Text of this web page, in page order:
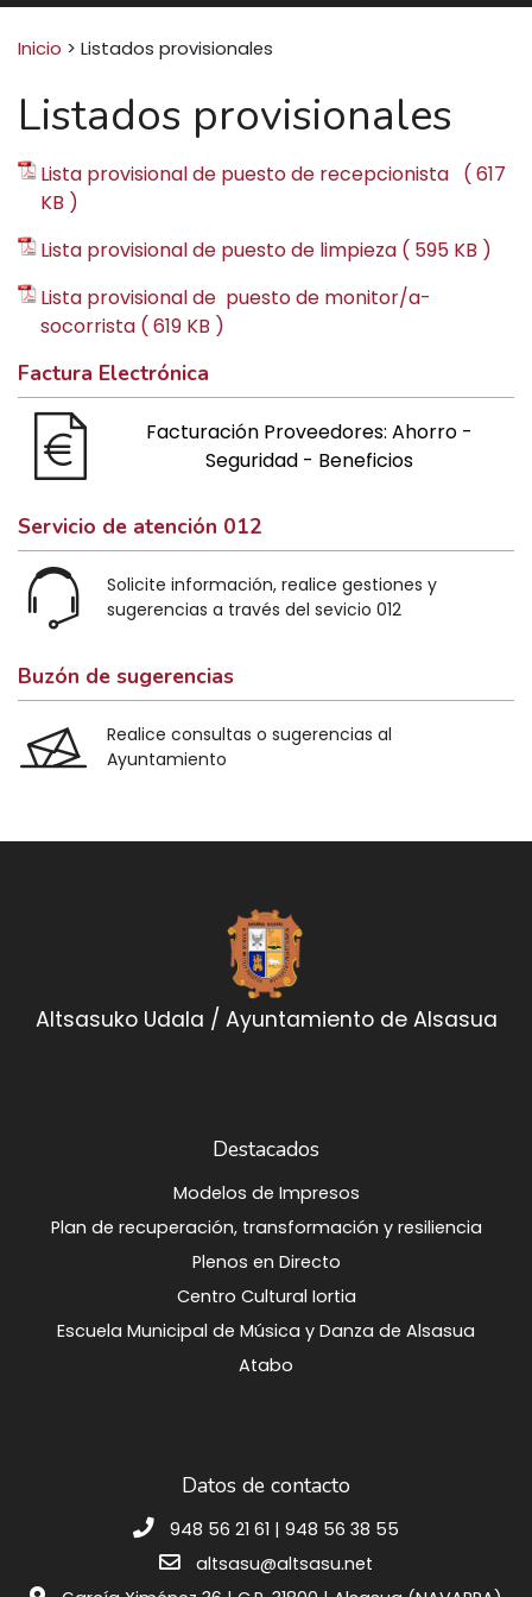
Buscar:
Inicio > Listados provisionales
Listados provisionales
Lista provisional de puesto de recepcionista ( 617
KB )
Lista provisional de puesto de limpieza ( 595 KB )
Lista provisional de puesto de monitor/a-
socorrista ( 619 KB )
Factura Electrónica
Facturación Proveedores: Ahorro -
Seguridad - Beneficios
Servicio de atención 012
Solicite información, realice gestiones y
sugerencias a través del sevicio 012
Buzón de sugerencias
Realice consultas o sugerencias al
Ayuntamiento
Altsasuko Udala / Ayuntamiento de Alsasua
Destacados
Modelos de Impresos
Plan de recuperación, transformación y resiliencia
Plenos en Directo
Centro Cultural Iortia
Escuela Municipal de Música y Danza de Alsasua
Atabo
Datos de contacto
948 56 21 61 | 948 56 38 55
altsasu@altsasu.net